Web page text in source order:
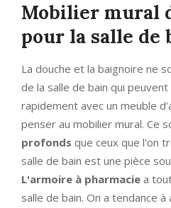
Mobilier mural
pour la salle de
La douche et la baignoire ne
de la salle de bain qui
rapidement avec un meuble
penser au mobilier mural. Ce
profonds que ceux que l'on
salle de bain est une pièce
L'armoire à pharmacie a
salle de bain. On a tendance